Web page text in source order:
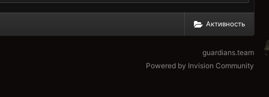
Активность
guardians.team
Powered by Invision Community